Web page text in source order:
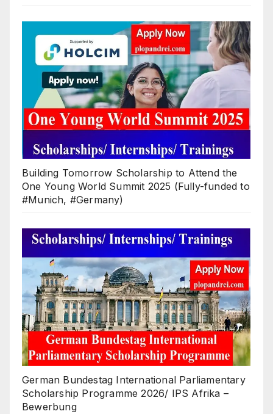
Building Tomorrow Scholarship to Attend the
One Young World Summit 2025 (Fully-funded to
#Munich, #Germany)
German Bundestag International Parliamentary
Scholarship Programme 2026/ IPS Afrika –
Bewerbung